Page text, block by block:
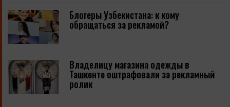
Блогеры Узбекистана: к кому
обращаться за рекламой?
Владелицу магазина одежды в
Ташкенте оштрафовали за рекламный
ролик